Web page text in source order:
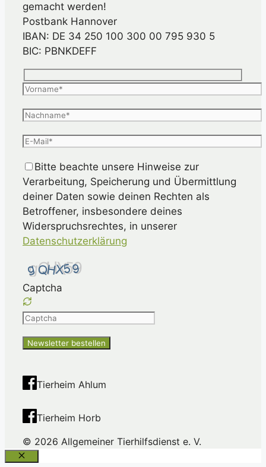
gemacht werden!
Postbank Hannover
IBAN: DE 34 250 100 300 00 795 930 5
BIC: PBNKDEFF
Bitte beachte unsere Hinweise zur
Verarbeitung, Speicherung und Übermittlung
deiner Daten sowie deinen Rechten als
Betroffener, insbesondere deines
Widerspruchsrechtes, in unserer
Datenschutzerklärung
Captcha
Please
the
shown
in
CAPTCHA
to
ensure
Tierheim Ahlum
Tierheim Horb
© 2026 Allgemeiner Tierhilfsdienst e. V.